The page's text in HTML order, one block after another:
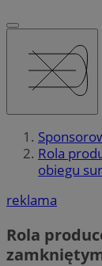
Rola
obiegu
reklama
Rola